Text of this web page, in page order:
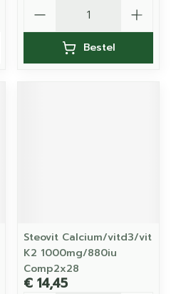
Bestel
Steovit Calcium/vitd3/vit
K2 1000mg/880iu
Comp2x28
€ 14,45